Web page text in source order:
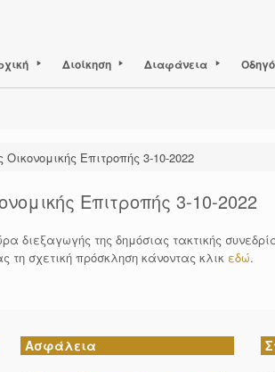
Διοίκηση Διαφάνεια
Επιτροπής 3-10-2022
Επιτροπής 3-10-2022
διεξαγωγής της δημόσιας τακτικής
τη σχετική πρόσκληση κάνοντας κλικ εδώ.
Ασφάλεια